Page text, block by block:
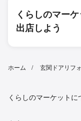
くらしのマー
出店しよう
ホーム 玄関ドアリフ
くらしのマーケットに